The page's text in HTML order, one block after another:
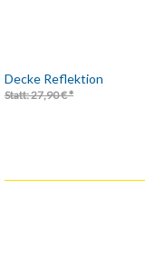
Decke Reflektion
Statt: 27,90 € *